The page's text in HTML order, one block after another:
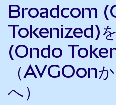
Broadcom
Tokenized)
(Ondo
（AVGOon
へ）